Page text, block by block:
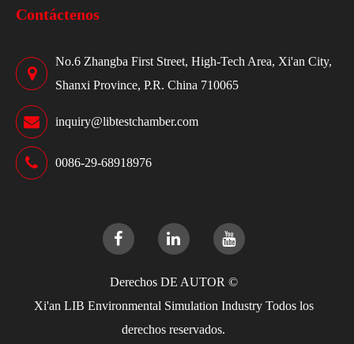
Contáctenos
No.6 Zhangba First Street, High-Tech Area, Xi'an City,
Shanxi Province, P.R. China 710065
inquiry@libtestchamber.com
0086-29-68918976
Derechos DE AUTOR ©
Xi'an LIB Environmental Simulation IndustryTodos los
derechos reservados.